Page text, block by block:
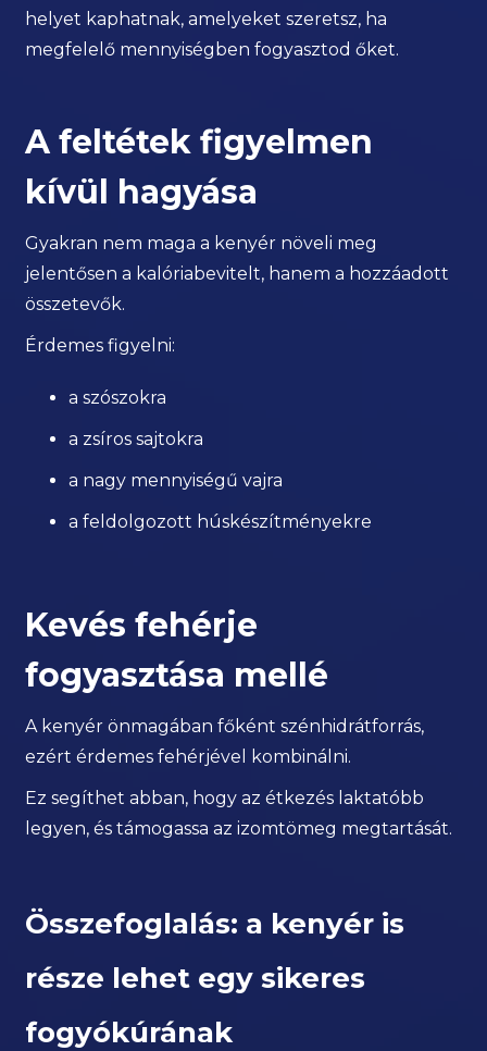
helyet kaphatnak, amelyeket szeretsz, ha
megfelelő mennyiségben fogyasztod őket.
A feltétek figyelmen
kívül hagyása
Gyakran nem maga a kenyér növeli meg
jelentősen a kalóriabevitelt, hanem a hozzáadott
összetevők.
Érdemes figyelni:
a szószokra
a zsíros sajtokra
a nagy mennyiségű vajra
a feldolgozott húskészítményekre
Kevés fehérje
fogyasztása mellé
A kenyér önmagában főként szénhidrátforrás,
ezért érdemes fehérjével kombinálni.
Ez segíthet abban, hogy az étkezés laktatóbb
legyen, és támogassa az izomtömeg megtartását.
Összefoglalás: a kenyér is
része lehet egy sikeres
fogyókúrának